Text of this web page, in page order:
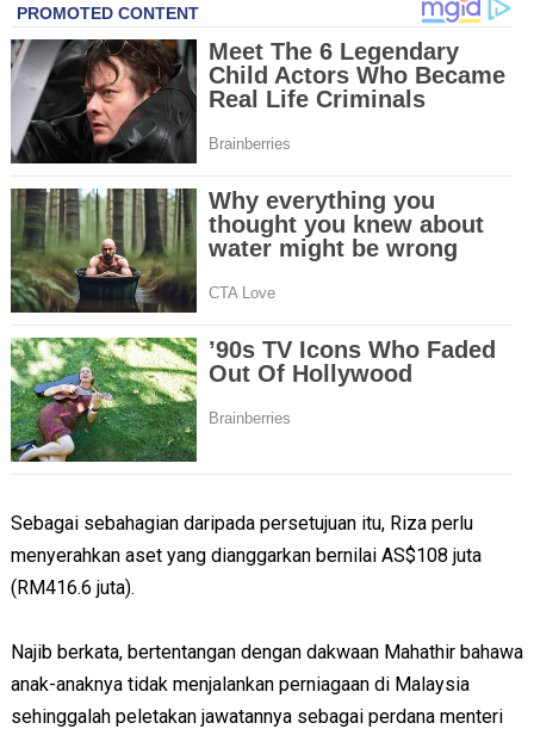
Sebagai sebahagian daripada persetujuan itu, Riza perlu
menyerahkan aset yang dianggarkan bernilai AS$108 juta
(RM416.6 juta).
Najib berkata, bertentangan dengan dakwaan Mahathir bahawa
anak-anaknya tidak menjalankan perniagaan di Malaysia
sehinggalah peletakan jawatannya sebagai perdana menteri